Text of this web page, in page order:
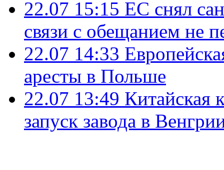
22.07 15:15 ЕС снял
связи с обещанием не
22.07 14:33
аресты в Польше
22.07 13:49 Китайская
запуск завода в